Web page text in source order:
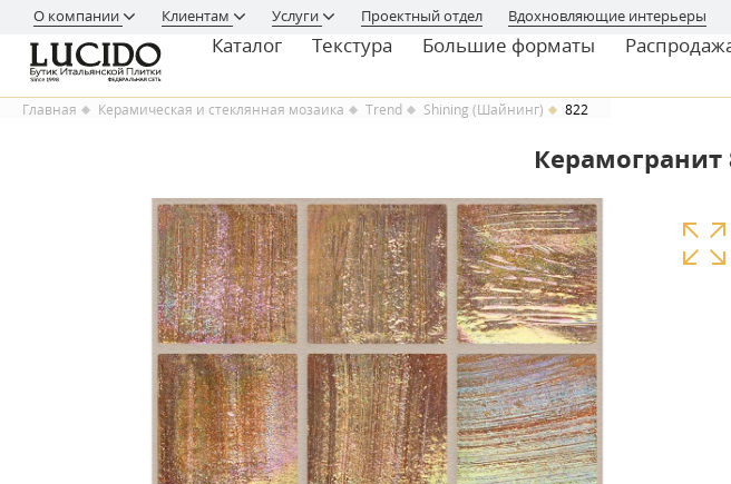
О компании Клиентам Услуги Проектный отдел Вдохновляющие интерьеры
Каталог Текстура Большие форматы
Главная Керамическая и стеклянная мозаика Trend Shining (Шайнинг) 822
Керамогранит